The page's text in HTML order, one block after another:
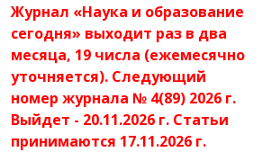
журнала
Журнал «Наука и образование
сегодня» выходит раз в два
месяца, 19 числа (ежемесячно
уточняется). Следующий
номер журнала № 4(89) 2026 г.
Выйдет - 20.11.2026 г. Статьи
принимаются 17.11.2026 г.